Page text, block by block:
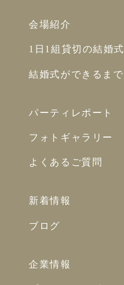
会場紹介
1日1組貸切の結婚式
結婚式ができるまで
パーティレポート
フォトギャラリー
よくあるご質問
新着情報
ブログ
企業情報